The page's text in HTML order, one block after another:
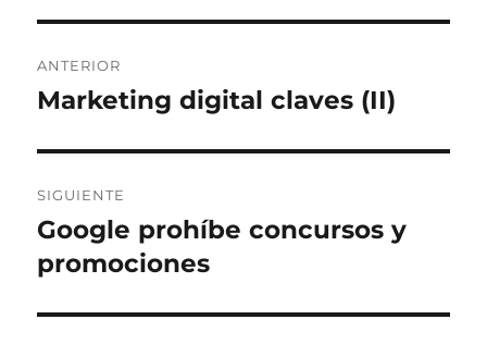
de
ANTERIOR
Entrada
Marketing digital claves (II)
SIGUIENTE
Entrada
siguiente:
Google prohíbe concursos y
promociones